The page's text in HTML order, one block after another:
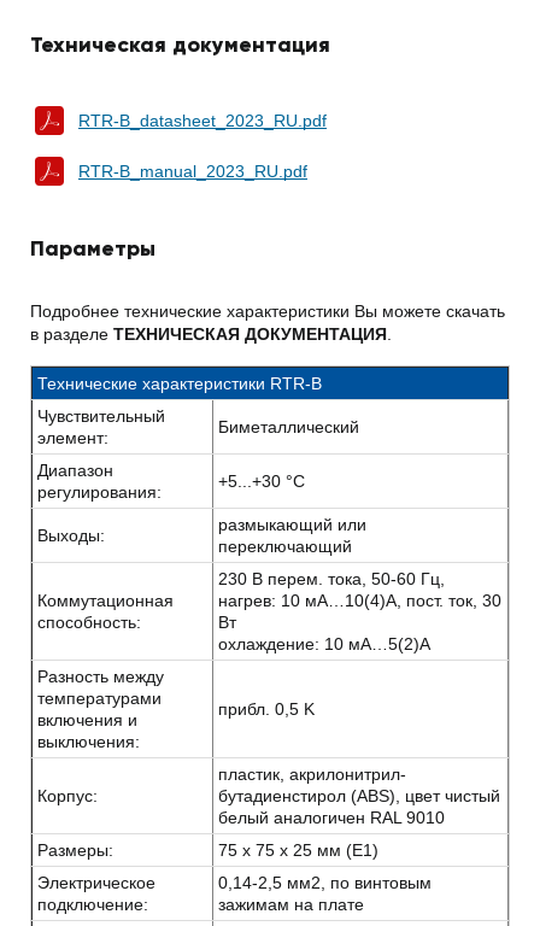
Техническая документация
RTR-B_datasheet_2023_RU.pdf
RTR-B_manual_2023_RU.pdf
Параметры
Подробнее технические характеристики Вы можете скачать
в разделе ТЕХНИЧЕСКАЯ ДОКУМЕНТАЦИЯ
Технические характеристики RTR-B
Чувствительный
элемент:
Биметаллический
Диапазон
регулирования:
+5...+30 °C
Выходы:
размыкающий или
переключающий
Коммутационная
способность:
230 В перем. тока, 50-60 Гц,
нагрев: 10 мА…10(4)A, пост. ток, 30
Вт
охлаждение: 10 мА…5(2)A
Разность между
температурами
включения и
выключения:
прибл. 0,5 K
Корпус:
пластик, акрилонитрил-
бутадиенстирол (ABS), цвет чистый
белый аналогичен RAL 9010
Размеры:
75 x 75 x 25 мм (E1)
Электрическое
подключение:
0,14-2,5 мм2, по винтовым
зажимам на плате